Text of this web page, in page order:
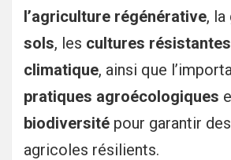
l’agriculture régénérative, la
sols, les cultures
climatique, ainsi que
pratiques agroécologiques
biodiversité pour garantir
agricoles résilients.